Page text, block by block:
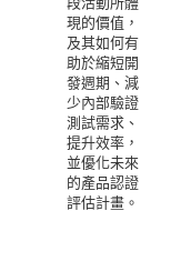
現的價值，
及其如何有
助於縮短開
發週期、減
少內部驗證
測試需求、
提升效率，
並優化未來
的產品認證
評估計畫。